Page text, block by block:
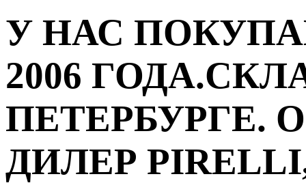
У НАС
2006
ПЕТЕРБУРГЕ.
ДИЛЕР